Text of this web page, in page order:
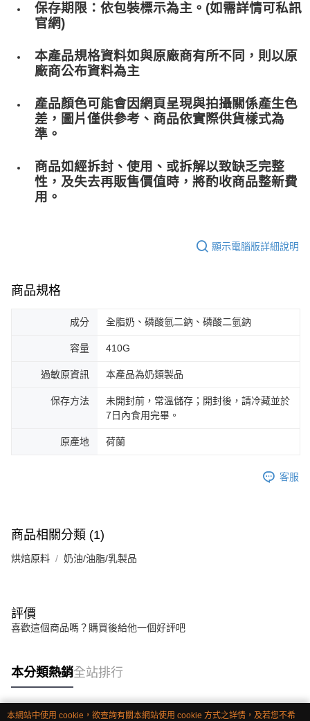
保存期限：依包裝標示為主。(如需詳情可私訊
官網)
本產品規格資料如與原廠商有所不同，則以原
廠商公布資料為主
產品顏色可能會因網頁呈現與拍攝關係產生色
差，圖片僅供參考、商品依實際供貨樣式為
準。
商品如經拆封、使用、或拆解以致缺乏完整
性，及失去再販售價值時，將酌收商品整﻿新費
用。
顯示電腦版詳細說明
商品規格
成分 全脂奶、磷酸氫二鈉、磷酸二氫鈉
容量 410G
過敏原資訊 本產品為奶類製品
保存方法
未開封前，常溫儲存；開封後，請冷藏並於
7日內食用完畢。
原產地 荷蘭
客服
商品相關分類 (1)
烘焙原料 奶油/油脂/乳製品
評價
喜歡這個商品嗎？購買後給他一個好評吧
本分類熱銷全站排行
本網站中使用 cookie，欲查詢有關本網站使用 cookie 方式之詳情，及若您不希